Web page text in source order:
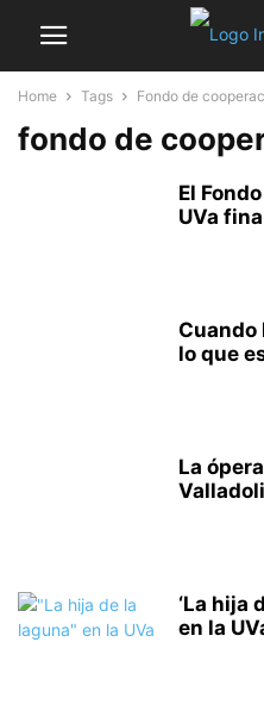
Home Tags Fondo de
fondo de
El
UVa
Cuando
lo que
La
‘La hija
en la